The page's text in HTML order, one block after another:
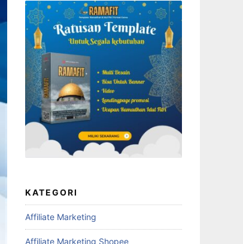
KATEGORI
Affiliate Marketing
Affiliate Marketing Shopee